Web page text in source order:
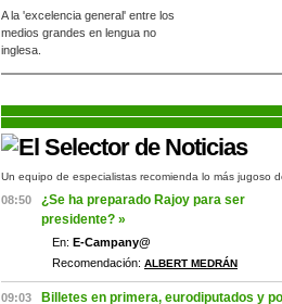
A la 'excelencia general' entre los
medios grandes en lengua no
inglesa.
Un equipo de especialistas recomienda lo más jugoso
08:50
¿Se ha preparado Rajoy para ser
presidente? »
En: E-Campany@
Recomendación: ALBERT MEDRÁN
09:03
Billetes en primera, eurodiputados y